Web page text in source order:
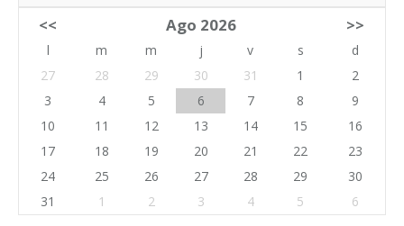
<< Ago 2026 >>
l m m j v s
d
27
28 29 30 31 1
2
3
4 5 6 7 8
9
10
11 12 13 14 15
16
17
18 19 20 21 22
23
24
25 26 27 28 29
30
31
1 2 3 4 5 6